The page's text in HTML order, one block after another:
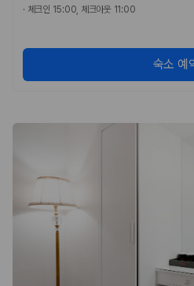
제주 렌트카는 차량 인수 위치와 셔틀
달라집니다. 공항에서 렌트카 사무실까
제주도 렌트카 차종별 가
혼자 또는 2인 여행에 적합하며
커플·친구 여행에서 많이 선택되
가족 여행, 짐이 많은 여행, 장거
량 연식을 함께 비교하는 것이 좋습
단체 여행이나 4인 이상 가족 여
험 조건을 함께 확인해야 합니다.
· 체크인 15:00, 체크아웃 11:00
숙소 예